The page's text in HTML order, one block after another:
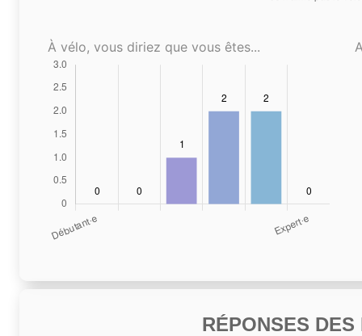
À vélo, vous diriez que vous êtes...
RÉPONSES